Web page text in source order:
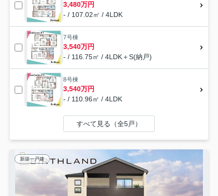
3,480万円
- / 107.02㎡ / 4LDK
7号棟
3,540万円
- / 116.75㎡ / 4LDK＋S(納戸)
8号棟
3,540万円
- / 110.96㎡ / 4LDK
すべて見る（全5戸）
新築一戸建